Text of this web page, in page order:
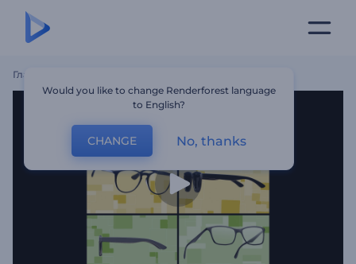
Главная
Would you like to change Renderforest language
to English?
CHANGE No, thanks